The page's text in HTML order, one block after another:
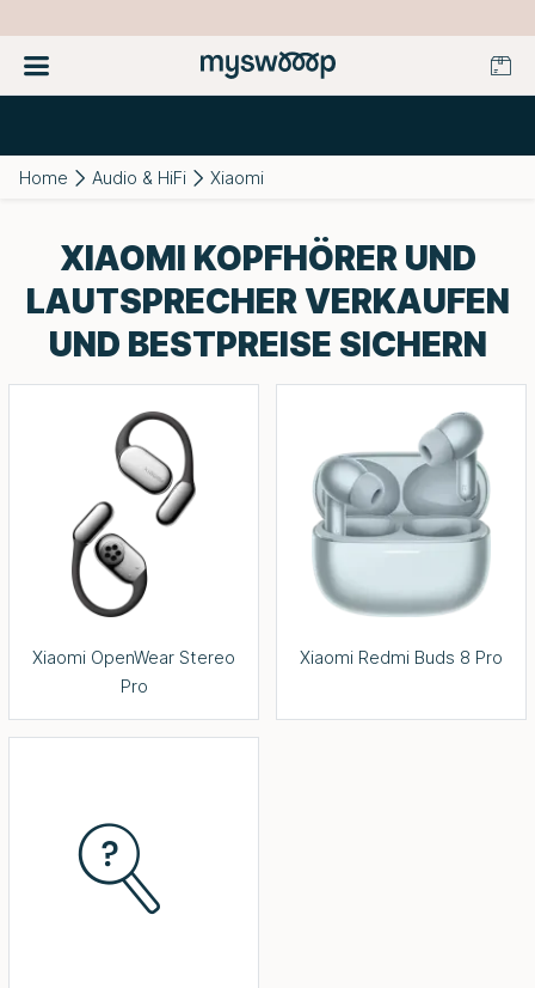
Home Audio & HiFi Xiaomi
XIAOMI KOPFHÖRER UND
LAUTSPRECHER VERKAUFEN
UND BESTPREISE SICHERN
Xiaomi OpenWear Stereo
Pro
Xiaomi Redmi Buds 8 Pro